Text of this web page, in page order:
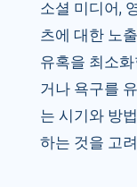
소셜 미디어,
츠에 대한 노
유혹을 최소
거나 욕구를
는 시기와 방
하는 것을 고